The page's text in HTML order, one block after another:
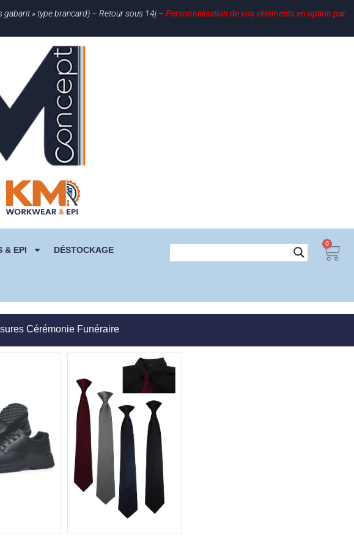
» type brancard) – Retour sous 14j – Personnalisation de vos vêtements en option par
& EPI DÉSTOCKAGE
0
Cérémonie Funéraire